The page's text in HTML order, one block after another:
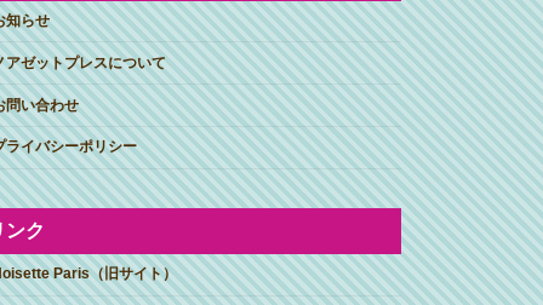
知らせ
アゼットプレスについて
問い合わせ
ライバシーポリシー
ンク
Paris（旧サイト）